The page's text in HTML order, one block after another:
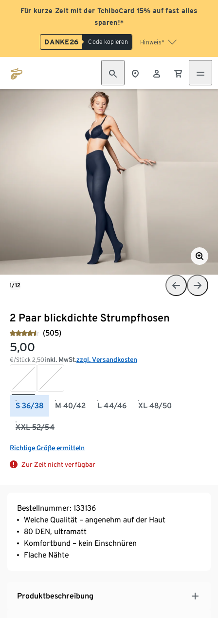
Für kurze Zeit mit der TchiboCard 15% auf fast alles
sparen!*
DANKE26 Code kopieren Hinweis*
2 Paar blickdichte Strumpfhosen
(505)
5,00
€/Stück 2,50inkl. MwSt.zzgl. Versandkosten
S 36/38 M 40/42 L 44/46 XL 48/50
XXL 52/54
Richtige Größe ermitteln
Zur Zeit nicht verfügbar
1/12
Bestellnummer: 133136
Weiche Qualität – angenehm auf der Haut
80 DEN, ultramatt
Komfortbund – kein Einschnüren
Flache Nähte
Produktbeschreibung